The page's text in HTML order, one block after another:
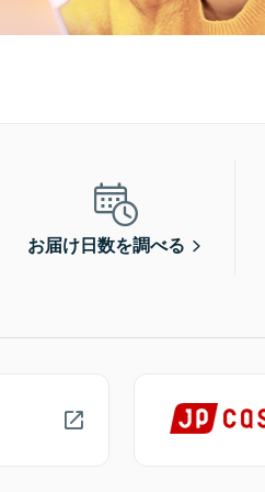
お届け日数を調べる